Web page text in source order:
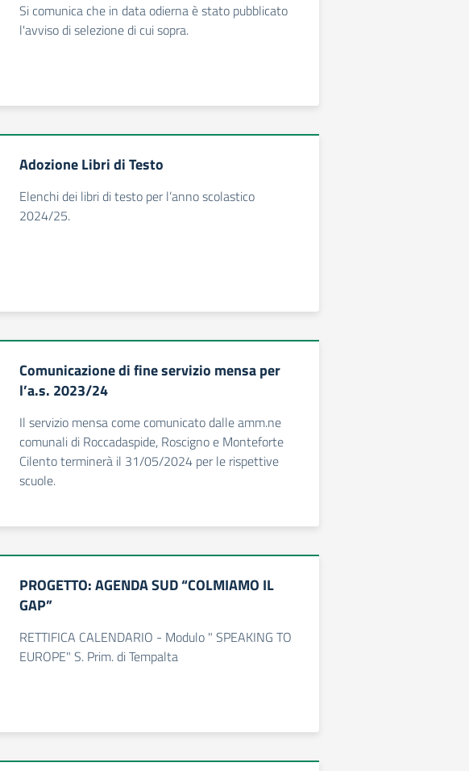
Si comunica che in data odierna è stato pubblicato
l'avviso di selezione di cui sopra.
Adozione Libri di Testo
Elenchi dei libri di testo per l’anno scolastico
2024/25.
Comunicazione di fine servizio mensa per
l’a.s. 2023/24
Il servizio mensa come comunicato dalle amm.ne
comunali di Roccadaspide, Roscigno e Monteforte
Cilento terminerà il 31/05/2024 per le rispettive
scuole.
PROGETTO: AGENDA SUD “COLMIAMO IL
GAP”
RETTIFICA CALENDARIO - Modulo " SPEAKING TO
EUROPE" S. Prim. di Tempalta